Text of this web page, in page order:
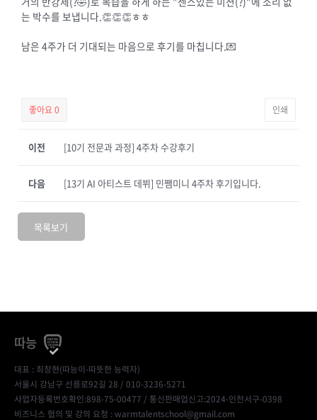
는 박수를 보냅니다.👏👏👏ㅎㅎ
남은 4주가 더 기대되는 마음으로 후기를 마칩니다.💌
좋아요0 인쇄
이전 [10기 전문과 과정] 4주차 수강후기
[13기 AI 아티스트 데뷔] 민쨈미니 4주차 후기입니다.
다음
목록보기
따능
대표 : 최창현(따능이-따뜻한 능력자)
서울시 강남구 선릉로92길 28 / 010-3236-5271
사업자등록번호확인:898-75-00477 / 통신판매업신고:2024-인천서구-0398
비즈니스 협의 및 강의 요청 : warmtalentschool@gmail.com